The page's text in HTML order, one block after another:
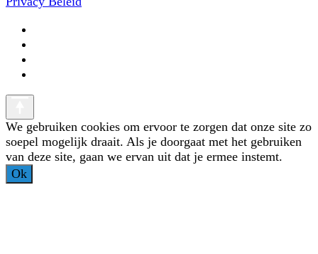
We gebruiken cookies om ervoor te zorgen dat onze site zo
soepel mogelijk draait. Als je doorgaat met het gebruiken
van deze site, gaan we ervan uit dat je ermee instemt.
Ok